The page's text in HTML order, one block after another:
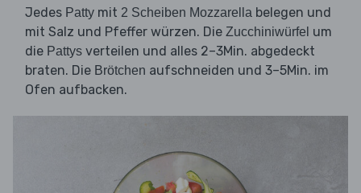
Jedes Patty mit 2 Scheiben Mozzarella belegen und
mit Salz und Pfeffer würzen. Die Zucchiniwürfel um
die Pattys verteilen und alles 2–3Min. abgedeckt
braten. Die Brötchen aufschneiden und 3–5Min. im
Ofen aufbacken.